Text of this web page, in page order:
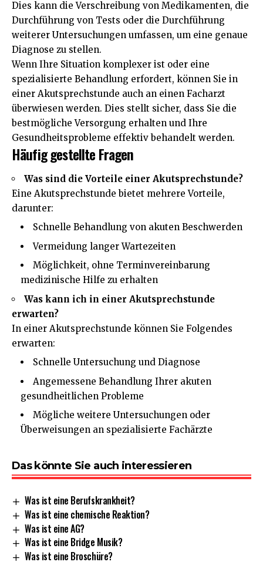
Dies kann die Verschreibung von Medikamenten, die
Durchführung von Tests oder die Durchführung
weiterer Untersuchungen umfassen, um eine genaue
Diagnose zu stellen.
Wenn Ihre Situation komplexer ist oder eine
spezialisierte Behandlung erfordert, können Sie in
einer Akutsprechstunde auch an einen Facharzt
überwiesen werden. Dies stellt sicher, dass Sie die
bestmögliche Versorgung erhalten und Ihre
Gesundheitsprobleme effektiv behandelt werden.
Häufig gestellte Fragen
Was sind die Vorteile einer Akutsprechstunde?
Eine Akutsprechstunde bietet mehrere Vorteile,
darunter:
Schnelle Behandlung von akuten Beschwerden
Vermeidung langer Wartezeiten
Möglichkeit, ohne Terminvereinbarung
medizinische Hilfe zu erhalten
Was kann ich in einer Akutsprechstunde
erwarten?
In einer Akutsprechstunde können Sie Folgendes
erwarten:
Schnelle Untersuchung und Diagnose
Angemessene Behandlung Ihrer akuten
gesundheitlichen Probleme
Mögliche weitere Untersuchungen oder
Überweisungen an spezialisierte Fachärzte
Das könnte Sie auch interessieren
Was ist eine Berufskrankheit?
Was ist eine chemische Reaktion?
Was ist eine AG?
Was ist eine Bridge Musik?
Was ist eine Broschüre?